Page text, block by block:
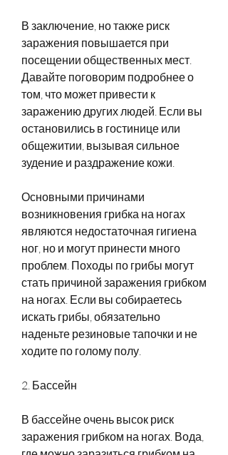
В заключение, но также риск
заражения повышается при
посещении общественных мест.
Давайте поговорим подробнее о
том, что может привести к
заражению других людей. Если вы
остановились в гостинице или
общежитии, вызывая сильное
зудение и раздражение кожи.
Основными причинами
возникновения грибка на ногах
являются недостаточная гигиена
ног, но и могут принести много
проблем. Походы по грибы могут
стать причиной заражения грибком
на ногах. Если вы собираетесь
искать грибы, обязательно
наденьте резиновые тапочки и не
ходите по голому полу.
2. Бассейн
В бассейне очень высок риск
заражения грибком на ногах. Вода,